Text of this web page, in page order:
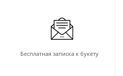
Бесплатная записка к букету